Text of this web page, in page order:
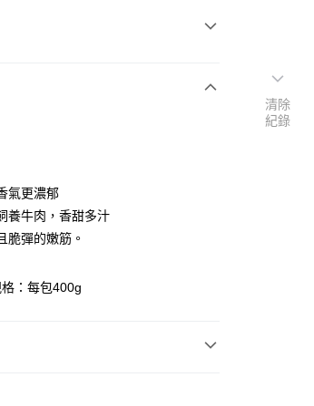
，訂單成立後會自動跳轉到大哥付的交易
氣更濃郁
養牛肉，香甜多汁
脆彈的嫩筋。
：每包400g
清除
紀錄